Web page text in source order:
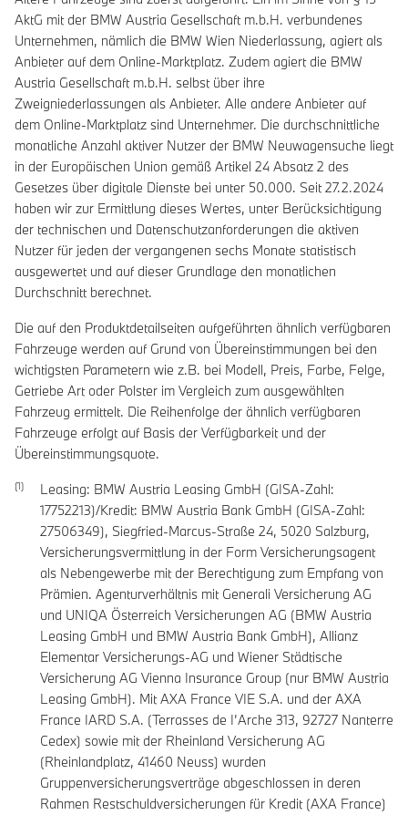
AktG mit der BMW Austria Gesellschaft m.b.H. verbundenes
Unternehmen, nämlich die BMW Wien Niederlassung, agiert als
Anbieter auf dem Online-Marktplatz. Zudem agiert die BMW
Austria Gesellschaft m.b.H. selbst über ihre
Zweigniederlassungen als Anbieter. Alle andere Anbieter auf
dem Online-Marktplatz sind Unternehmer. Die durchschnittliche
monatliche Anzahl aktiver Nutzer der BMW Neuwagensuche liegt
in der Europäischen Union gemäß Artikel 24 Absatz 2 des
Gesetzes über digitale Dienste bei unter 50.000. Seit 27.2.2024
haben wir zur Ermittlung dieses Wertes, unter Berücksichtigung
der technischen und Datenschutzanforderungen die aktiven
Nutzer für jeden der vergangenen sechs Monate statistisch
ausgewertet und auf dieser Grundlage den monatlichen
Durchschnitt berechnet.
Die auf den Produktdetailseiten aufgeführten ähnlich verfügbaren
Fahrzeuge werden auf Grund von Übereinstimmungen bei den
wichtigsten Parametern wie z.B. bei Modell, Preis, Farbe, Felge,
Getriebe Art oder Polster im Vergleich zum ausgewählten
Fahrzeug ermittelt. Die Reihenfolge der ähnlich verfügbaren
Fahrzeuge erfolgt auf Basis der Verfügbarkeit und der
Übereinstimmungsquote.
Leasing: BMW Austria Leasing GmbH (GISA-Zahl:
17752213)/Kredit: BMW Austria Bank GmbH (GISA-Zahl:
27506349), Siegfried-Marcus-Straße 24, 5020 Salzburg,
Versicherungsvermittlung in der Form Versicherungsagent
als Nebengewerbe mit der Berechtigung zum Empfang von
Prämien. Agenturverhältnis mit Generali Versicherung AG
und UNIQA Österreich Versicherungen AG (BMW Austria
Leasing GmbH und BMW Austria Bank GmbH), Allianz
Elementar Versicherungs-AG und Wiener Städtische
Versicherung AG Vienna Insurance Group (nur BMW Austria
Leasing GmbH). Mit AXA France VIE S.A. und der AXA
France IARD S.A. (Terrasses de I’Arche 313, 92727 Nanterre
Cedex) sowie mit der Rheinland Versicherung AG
(Rheinlandplatz, 41460 Neuss) wurden
Gruppenversicherungsverträge abgeschlossen in deren
Rahmen Restschuldversicherungen für Kredit (AXA France)